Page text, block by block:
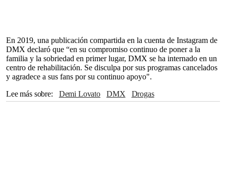
En 2019, una publicación compartida en la cuenta de Instagram de
DMX declaró que “en su compromiso continuo de poner a la
familia y la sobriedad en primer lugar, DMX se ha internado en un
centro de rehabilitación. Se disculpa por sus programas cancelados
y agradece a sus fans por su continuo apoyo".
Lee más sobre
Demi Lovato DMX drogas